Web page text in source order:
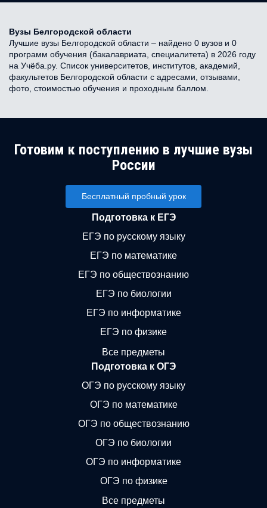
Вузы Белгородской области
Лучшие вузы Белгородской области – найдено 0 вузов и 0
программ обучения (бакалавриата, специалитета) в 2026 году
на Учёба.ру. Список университетов, институтов, академий,
факультетов Белгородской области с адресами, отзывами,
фото, стоимостью обучения и проходным баллом.
Готовим к поступлению в лучшие вузы
России
Бесплатный пробный урок
Подготовка к ЕГЭ
ЕГЭ по русскому языку
ЕГЭ по математике
ЕГЭ по обществознанию
ЕГЭ по биологии
ЕГЭ по информатике
ЕГЭ по физике
Все предметы
Подготовка к ОГЭ
ОГЭ по русскому языку
ОГЭ по математике
ОГЭ по обществознанию
ОГЭ по биологии
ОГЭ по информатике
ОГЭ по физике
Все предметы